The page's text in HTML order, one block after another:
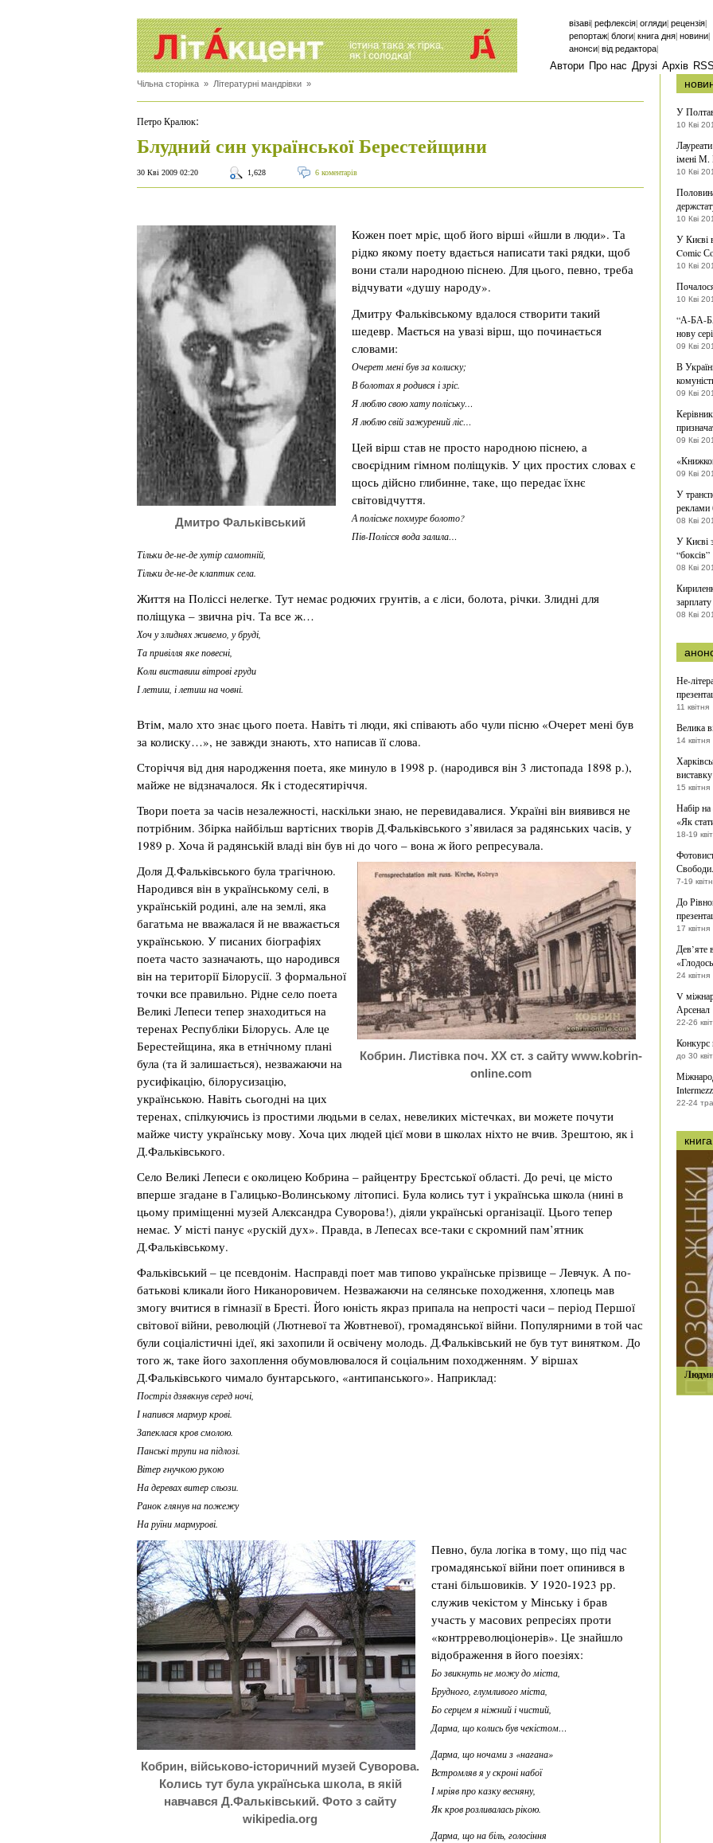
візаві| рефлексія| огляди| рецензія|
репортаж| блоги| книга дня| новини|
анонси| від редактора|
Автори Про нас Друзі Архів RSS
Чільна сторінка » Літературні мандрівки »
Петро Кралюк:
Блудний син української Берестейщини
30 Кві 2009 02:20 1,628 6 коментарів
Дмитро Фальківський
Кожен поет мріє, щоб його вірші «йшли в люди». Та
рідко якому поету вдається написати такі рядки, щоб
вони стали народною піснею. Для цього, певно, треба
відчувати «душу народу».
Дмитру Фальківському вдалося створити такий
шедевр. Мається на увазі вірш, що починається
словами:
Очерет мені був за колиску;
В болотах я родився і зріс.
Я люблю свою хату поліську…
Я люблю свій зажурений ліс…
Цей вірш став не просто народною піснею, а
своєрідним гімном поліщуків. У цих простих словах є
щось дійсно глибинне, таке, що передає їхнє
світовідчуття.
А поліське похмуре болото?
Пів-Полісся вода залила…
Тільки де-не-де хутір самотній,
Тільки де-не-де клаптик села.
Життя на Поліссі нелегке. Тут немає родючих грунтів, а є ліси, болота, річки. Злидні для
поліщука – звична річ. Та все ж…
Хоч у злиднях живемо, у бруді,
Та привілля яке повесні,
Коли виставиш вітрові груди
І летиш, і летиш на човні.
Втім, мало хто знає цього поета. Навіть ті люди, які співають або чули пісню «Очерет мені був
за колиску…», не завжди знають, хто написав її слова.
Сторіччя від дня народження поета, яке минуло в 1998 р. (народився він 3 листопада 1898 р.),
майже не відзначалося. Як і стодесятиріччя.
Твори поета за часів незалежності, наскільки знаю, не перевидавалися. Україні він виявився не
потрібним. Збірка найбільш вартісних творів Д.Фальківського з’явилася за радянських часів, у
1989 р. Хоча й радянській владі він був ні до чого – вона ж його репресувала.
Кобрин. Листівка поч. ХХ ст. з сайту www.kobrin-
online.com
Доля Д.Фальківського була трагічною.
Народився він в українському селі, в
українській родині, але на землі, яка
багатьма не вважалася й не вважається
українською. У писаних біографіях
поета часто зазначають, що народився
він на території Білорусії. З формальної
точки все правильно. Рідне село поета
Великі Лепеси тепер знаходиться на
теренах Республіки Білорусь. Але це
Берестейщина, яка в етнічному плані
була (та й залишається), незважаючи на
русифікацію, білорусизацію,
українською. Навіть сьогодні на цих
теренах, спілкуючись із простими людьми в селах, невеликих містечках, ви можете почути
майже чисту українську мову. Хоча цих людей цієї мови в школах ніхто не вчив. Зрештою, як і
Д.Фальківського.
Село Великі Лепеси є околицею Кобрина – райцентру Брестської області. До речі, це місто
вперше згадане в Галицько-Волинському літописі. Була колись тут і українська школа (нині в
цьому приміщенні музей Алєксандра Суворова!), діяли українські організації. Цього тепер
немає. У місті панує «рускій дух». Правда, в Лепесах все-таки є скромний пам’ятник
Д.Фальківському.
Фальківський – це псевдонім. Насправді поет мав типово українське прізвище – Левчук. А по-
батькові кликали його Никаноровичем. Незважаючи на селянське походження, хлопець мав
змогу вчитися в гімназії в Бресті. Його юність якраз припала на непрості часи – період Першої
світової війни, революцій (Лютневої та Жовтневої), громадянської війни. Популярними в той час
були соціалістичні ідеї, які захопили й освічену молодь. Д.Фальківський не був тут винятком. До
того ж, таке його захоплення обумовлювалося й соціальним походженням. У віршах
Д.Фальківського чимало бунтарського, «антипанського». Наприклад:
Постріл дзявкнув серед ночі,
І напився мармур крові.
Запеклася кров смолою.
Панські трупи на підлозі.
Вітер гнучкою рукою
На деревах витер сльози.
Ранок глянув на пожежу
На руїни мармурові.
Кобрин, військово-історичний музей Суворова.
Колись тут була українська школа, в якій
навчався Д.Фальківський. Фото з сайту
wikipedia.org
Певно, була логіка в тому, що під час
громадянської війни поет опинився в
стані більшовиків. У 1920-1923 рр.
служив чекістом у Мінську і брав
участь у масових репресіях проти
«контрреволюціонерів». Це знайшло
відображення в його поезіях:
Бо звикнуть не можу до міста,
Брудного, глумливого міста,
Бо серцем я ніжний і чистий,
Дарма, що колись був чекістом…
Дарма, що ночами з «нагана»
Встромляв я у скроні набої
І мріяв про казку весняну,
Як кров розливалась рікою.
Дарма, що на біль, голосіння
У
10 Кві
імені М.
10 Кві
10 Кві
У Києві
Comic
10 Кві
10 Кві
“А-БА-
нову
09 Кві
В
09 Кві
09 Кві
09 Кві
У
реклами
08 Кві
У Києві
“боксів”
08 Кві
зарплату
08 Кві
Не-
11 квітня
Велика
14 квітня
15 квітня
Набір
«Як
18-19
7-19
До
17 квітня
Дев’яте
24 квітня
V
Арсенал
22-26
до 30
22-24